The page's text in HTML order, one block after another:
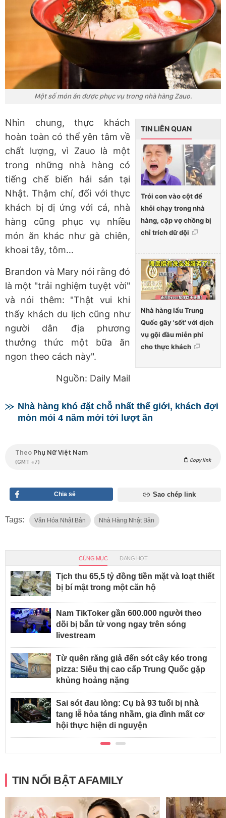
Một số món ăn được phục vụ trong nhà hàng Zauo.
TIN LIÊN QUAN
Trói con vào cột để
khỏi chạy trong nhà
hàng, cặp vợ chồng bị
chỉ trích dữ dội
Nhà hàng lẩu Trung
Quốc gây 'sốt' với dịch
vụ gội đầu miễn phí
cho thực khách
Nhìn chung, thực khách
hoàn toàn có thể yên tâm về
chất lượng, vì Zauo là một
trong những nhà hàng có
tiếng chế biến hải sản tại
Nhật. Thậm chí, đối với thực
khách bị dị ứng với cá, nhà
hàng cũng phục vụ nhiều
món ăn khác như gà chiên,
khoai tây, tôm…
Brandon và Mary nói rằng đó
là một "trải nghiệm tuyệt vời"
và nói thêm: "Thật vui khi
thấy khách du lịch cũng như
người dân địa phương
thưởng thức một bữa ăn
ngon theo cách này".
Nguồn: Daily Mail
Nhà hàng khó đặt chỗ nhất thế giới, khách đợi
mòn mỏi 4 năm mới tới lượt ăn
Theo Phụ Nữ Việt Nam
(GMT +7) Copy link
Chia sẻ Sao chép link
Tags: Văn Hóa Nhật Bản Nhà Hàng Nhật Bản
CÙNG MỤC ĐANG HOT
Tịch thu 65,5 tỷ đồng tiền mặt và loạt thiết
bị bí mật trong một căn hộ
Nam TikToker gần 600.000 người theo
dõi bị bắn tử vong ngay trên sóng
livestream
Từ quên răng giả đến sót cây kéo trong
pizza: Siêu thị cao cấp Trung Quốc gặp
khủng hoảng nặng
Sai sót đau lòng: Cụ bà 93 tuổi bị nhà
tang lễ hỏa táng nhầm, gia đình mất cơ
hội thực hiện di nguyện
TIN NỔI BẬT AFAMILY